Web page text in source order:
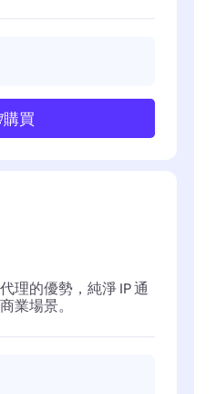
購買
理的優勢，純淨 IP 通
業場景。